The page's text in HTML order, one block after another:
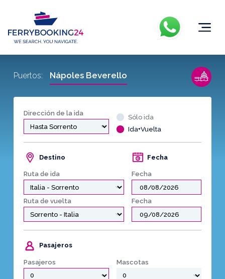
Dirección de la ida
Sólo ida
Ida+Vuelta
Destino
Ruta de ida
Fecha
Fecha
Ruta de vuelta Fecha
Pasajeros
Pasajeros Mascotas
Puertos: Nápoles Beverello